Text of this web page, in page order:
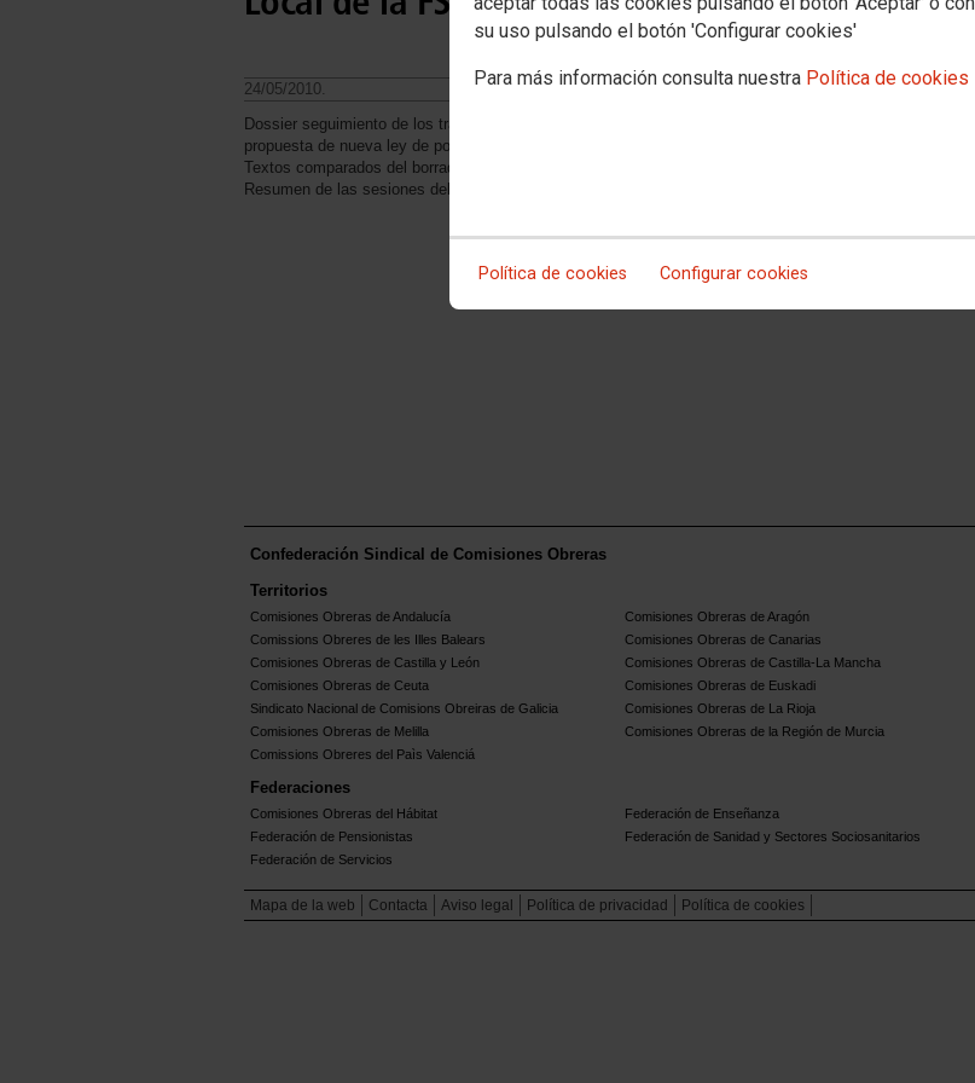
su uso pulsando el botón 'Configurar cookies'
Para más información consulta nuestra Política de cookies
Política de cookies Configurar cookies
24/05/2010.
Dossier seguimiento de los trabajos realizados por la Agrupación Sindical de Policía Local de la FSC-
propuesta de nueva ley de policía.
Textos comparados del borrador de Conselleria y del texto como alternativa de CCOO
Resumen de las sesiones del la llamada "Mesa Técnica" en la que ha participado CCOO.
Confederación Sindical de Comisiones Obreras
Territorios
Comisiones Obreras de Andalucía Comisiones Obreras de Aragón
Comissions Obreres de les Illes Balears
Comisiones Obreras de Canarias
Comisiones Obreras de Castilla y León
Comisiones Obreras de Castilla-La Mancha
Comisiones Obreras de Ceuta
Comisiones Obreras de Euskadi
Sindicato Nacional de Comisions Obreiras de Galicia
Comisiones Obreras de La Rioja
Comisiones Obreras de Melilla
Comisiones Obreras de la Región de Murcia
Comissions Obreres del Paìs Valenciá
Federaciones
Comisiones Obreras del Hábitat Federación de Enseñanza
Federación de Pensionistas
Federación de Sanidad y Sectores Sociosanitarios
Federación de Servicios
Mapa de la web Contacta Aviso legal Política de privacidad Política de cookies